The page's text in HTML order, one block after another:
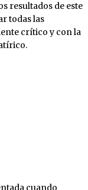
resultados de este
todas las
crítico y con la